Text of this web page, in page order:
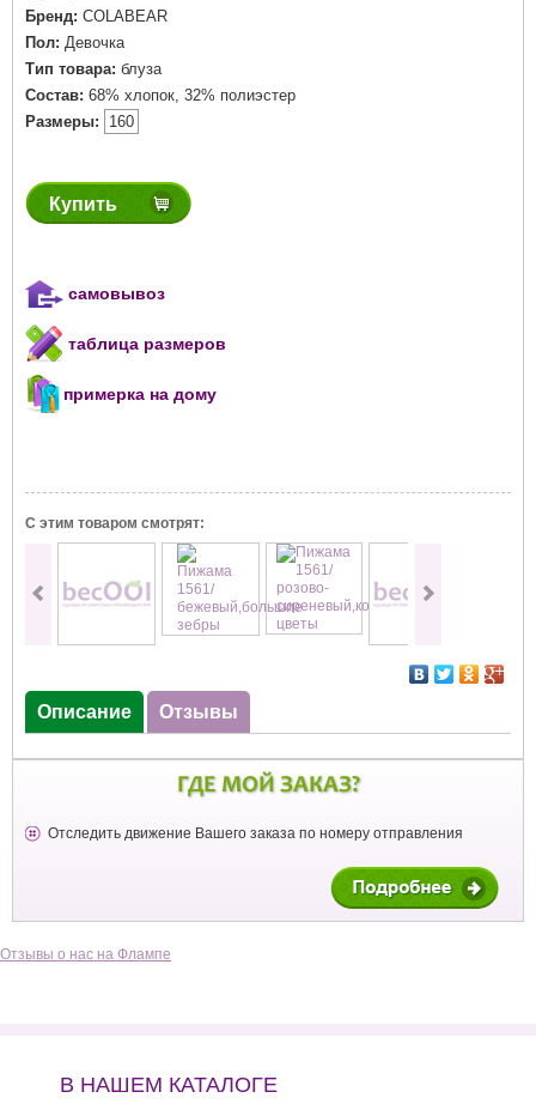
Бренд: COLABEAR
Пол: Девочка
Тип товара: блуза
Состав: 68% хлопок, 32% полиэстер
Размеры:
160
Купить
самовывоз
таблица размеров
примерка на дому
С этим товаром смотрят:
Описание Отзывы
ГДЕ МОЙ ЗАКАЗ?
Отследить движение Вашего заказа по номеру отправления
Отзывы о нас на Флампе
В НАШЕМ КАТАЛОГЕ